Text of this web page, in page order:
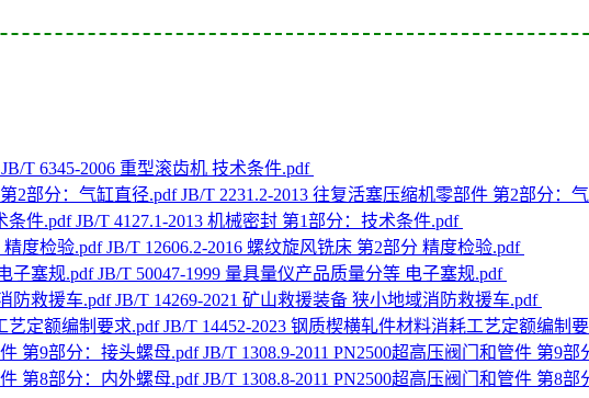
JB/T 6345-2006 重型滚齿机 技术条件.pdf
JB/T 2231.2-2013 往复活塞压缩机零部件 第2部分：
JB/T 4127.1-2013 机械密封 第1部分：技术条件.pdf
JB/T 12606.2-2016 螺纹旋风铣床 第2部分 精度检验.pdf
JB/T 50047-1999 量具量仪产品质量分等 电子塞规.pdf
JB/T 14269-2021 矿山救援装备 狭小地域消防救援车.pdf
JB/T 14452-2023 钢质楔横轧件材料消耗工艺定额编制
JB/T 1308.9-2011 PN2500超高压阀门和管件 第9
JB/T 1308.8-2011 PN2500超高压阀门和管件 第8